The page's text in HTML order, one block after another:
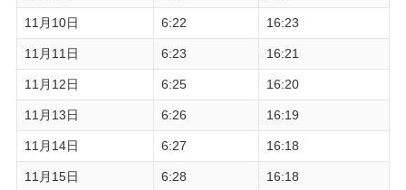
11月10日 6:22 16:23
11月11日 6:23 16:21
11月12日 6:25 16:20
11月13日 6:26 16:19
11月14日 6:27 16:18
11月15日 6:28 16:18